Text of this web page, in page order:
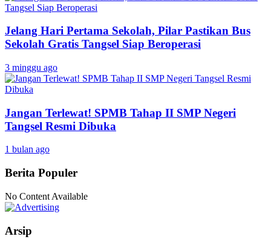
Jelang Hari Pertama Sekolah, Pilar Pastikan Bus
Sekolah Gratis Tangsel Siap Beroperasi
3 minggu ago
Jangan Terlewat! SPMB Tahap II SMP Negeri
Tangsel Resmi Dibuka
1 bulan ago
Berita Populer
No Content Available
Arsip